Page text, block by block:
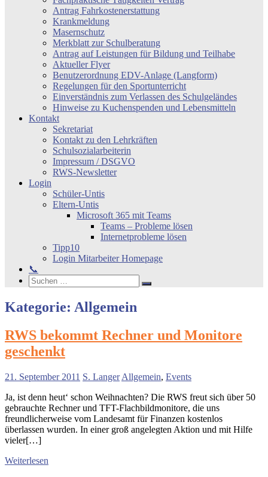
Antrag Fahrkostenerstattung
Krankmeldung
Masernschutz
Merkblatt zur Schulberatung
Antrag auf Leistungen für Bildung und Teilhabe
Aktueller Flyer
Benutzerordnung EDV-Anlage (Langform)
Regelungen für den Sportunterricht
Einverständnis zum Verlassen des Schulgeländes
Hinweise zu Kuchenspenden und Lebensmitteln
Kontakt
Sekretariat
Kontakt zu den Lehrkräften
Schulsozialarbeiterin
Impressum / DSGVO
RWS-Newsletter
Login
Schüler-Untis
Eltern-Untis
Microsoft 365 mit Teams
Teams – Probleme lösen
Internetprobleme lösen
Tipp10
Login Mitarbeiter Homepage
📞
Search
Suchen
nach:
Suchen
Kategorie: Allgemein
RWS bekommt Rechner und Monitore
geschenkt
21. September 2011 S. Langer Allgemein, Events
Ja, ist denn heut‘ schon Weihnachten? Die RWS freut sich über 50
gebrauchte Rechner und TFT-Flachbildmonitore, die uns
freundlicherweise vom Landesamt für Finanzen kostenlos
überlassen wurden. In einer groß angelegten Aktion und mit Hilfe
vieler[…]
Weiterlesen